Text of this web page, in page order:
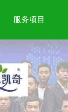
服务项目